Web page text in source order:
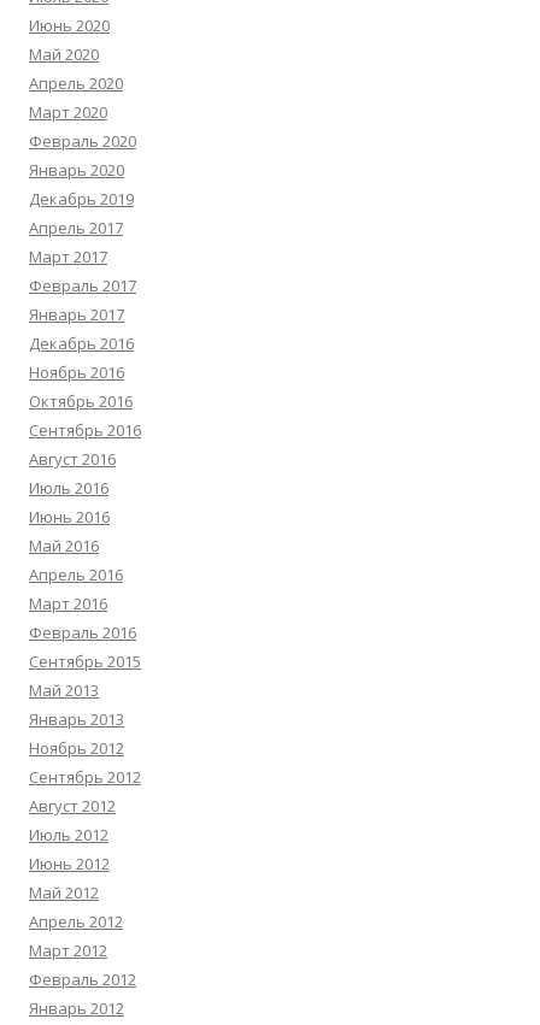
Июнь 2020
Май 2020
Апрель 2020
Март 2020
Февраль 2020
Январь 2020
Декабрь 2019
Апрель 2017
Март 2017
Февраль 2017
Январь 2017
Декабрь 2016
Ноябрь 2016
Октябрь 2016
Сентябрь 2016
Август 2016
Июль 2016
Июнь 2016
Май 2016
Апрель 2016
Март 2016
Февраль 2016
Сентябрь 2015
Май 2013
Январь 2013
Ноябрь 2012
Сентябрь 2012
Август 2012
Июль 2012
Июнь 2012
Май 2012
Апрель 2012
Март 2012
Февраль 2012
Январь 2012